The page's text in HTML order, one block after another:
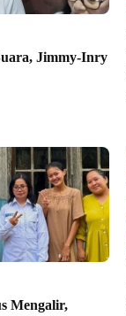
Jimmy-Inry
Mengalir,